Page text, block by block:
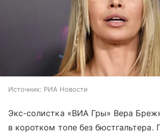
Источник: РИА Новости
Экс-солистка «ВИА Гры» Вера
в коротком топе без бюстгальтера.